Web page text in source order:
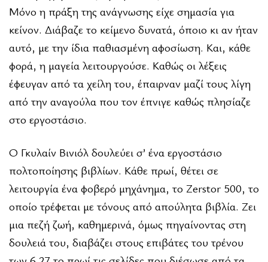
Μόνο η πράξη της ανάγνωσης είχε σημασία για
κείνον. Διάβαζε το κείμενο δυνατά, όποιο κι αν ήταν
αυτό, με την ίδια παθιασμένη αφοσίωση. Και, κάθε
φορά, η μαγεία λειτουργούσε. Καθώς οι λέξεις
έφευγαν από τα χείλη του, έπαιρναν μαζί τους λίγη
από την αναγούλα που τον έπνιγε καθώς πλησίαζε
στο εργοστάσιο.
Ο Γκυλαίν Βινιόλ δουλεύει σ’ ένα εργοστάσιο
πολτοποίησης βιβλίων. Κάθε πρωί, θέτει σε
λειτουργία ένα φοβερό μηχάνημα, το Zerstor 500, το
οποίο τρέφεται με τόνους από απούλητα βιβλία. Ζει
μια πεζή ζωή, καθημερινά, όμως πηγαίνοντας στη
δουλειά του, διαβάζει στους επιβάτες του τρένου